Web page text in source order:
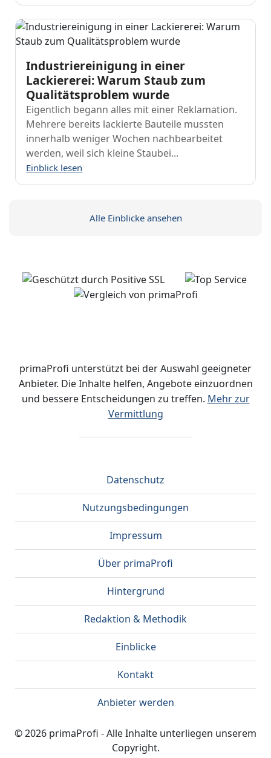
Industriereinigung in einer
Lackiererei: Warum Staub zum
Qualitätsproblem wurde
Eigentlich begann alles mit einer Reklamation.
Mehrere bereits lackierte Bauteile mussten
innerhalb weniger Wochen nachbearbeitet
werden, weil sich kleine Staubei...
Einblick lesen
Alle Einblicke ansehen
primaProfi unterstützt bei der Auswahl geeigneter
Anbieter. Die Inhalte helfen, Angebote einzuordnen
und bessere Entscheidungen zu treffen. Mehr zur
Vermittlung
Datenschutz
Nutzungsbedingungen
Impressum
Über primaProfi
Hintergrund
Redaktion & Methodik
Einblicke
Kontakt
Anbieter werden
© 2026 primaProfi - Alle Inhalte unterliegen unserem
Copyright.